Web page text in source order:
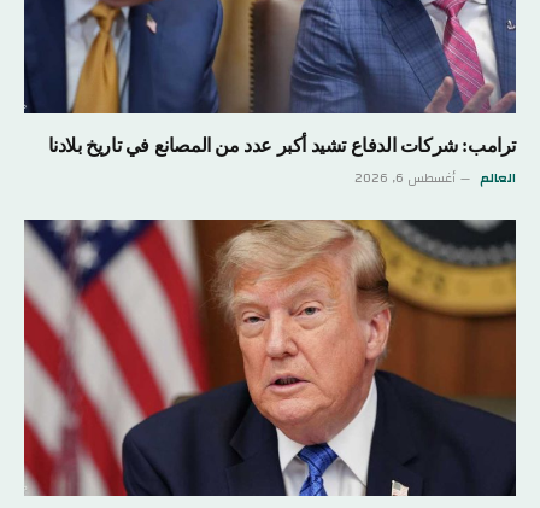
ترامب: شركات الدفاع تشيد أكبر عدد من المصانع في تاريخ بلادنا
العالم أغسطس 6, 2026